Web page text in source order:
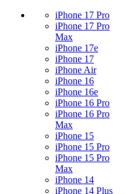
iPhone 17 Pro
iPhone 17 Pro
Max
iPhone 17e
iPhone 17
iPhone Air
iPhone 16
iPhone 16e
iPhone 16 Pro
iPhone 16 Pro
Max
iPhone 15
iPhone 15 Pro
iPhone 15 Pro
Max
iPhone 14
iPhone 14 Plus